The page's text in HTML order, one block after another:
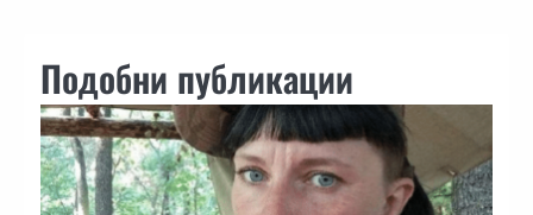
Подобни публикации